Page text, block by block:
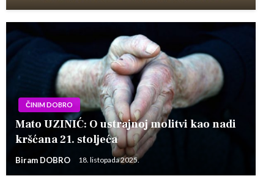
ČINIM DOBRO
Mato UZINIĆ: O ustrajnoj molitvi kao nadi
kršćana 21. stoljeća
Biram DOBRO 18. listopada 2025.